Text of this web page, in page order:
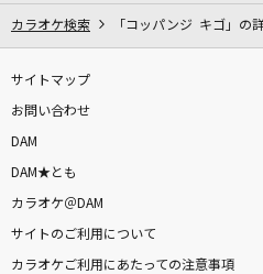
カラオケ検索 「コッパンジ キゴ」の
サイトマップ
お問い合わせ
DAM
DAM★とも
カラオケ＠DAM
サイトのご利用について
カラオケご利用にあたっての注意事項